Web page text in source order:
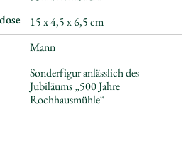
15 x 4,5 x 6,5 cm
Mann
Sonderfigur anlässlich des
Jubiläums „500 Jahre
Rochhausmühle“